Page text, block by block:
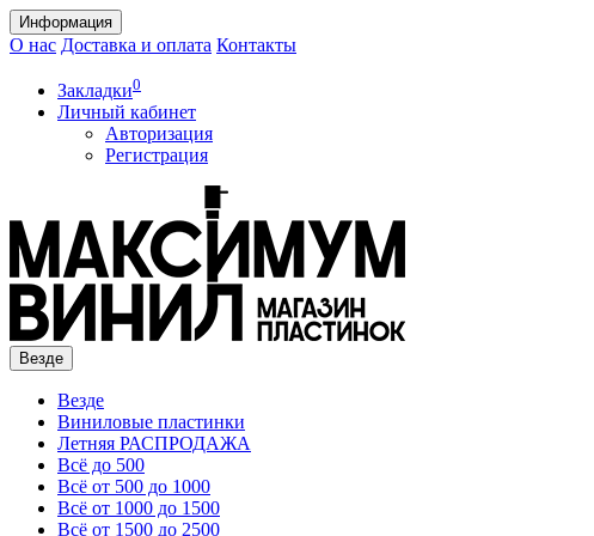
Информация
О нас Доставка и оплата Контакты
Закладки0
Личный кабинет
Авторизация
Регистрация
Везде
Везде
Виниловые пластинки
Летняя РАСПРОДАЖА
Всё до 500
Всё от 500 до 1000
Всё от 1000 до 1500
Всё от 1500 до 2500